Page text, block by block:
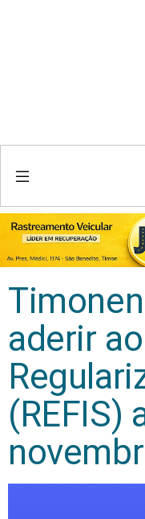
aderir
(REFIS)